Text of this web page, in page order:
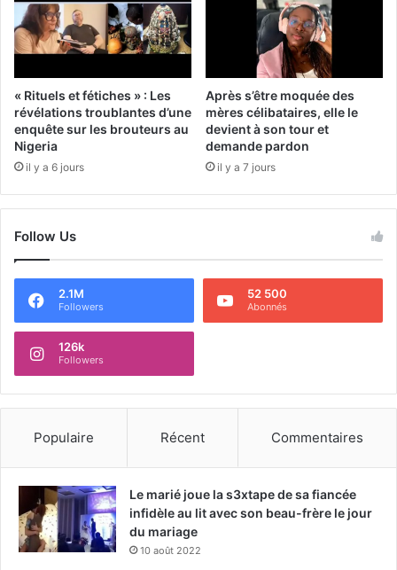
« Rituels et fétiches » : Les
révélations troublantes d’une
enquête sur les brouteurs au
Nigeria
il y a 6 jours
Après s’être moquée des
mères célibataires, elle le
devient à son tour et
demande pardon
il y a 7 jours
Follow Us
2.1M
Followers
52 500
Abonnés
126k
Followers
Populaire Récent Commentaires
Le marié joue la s3xtape de sa fiancée
infidèle au lit avec son beau-frère le jour
du mariage
10 août 2022